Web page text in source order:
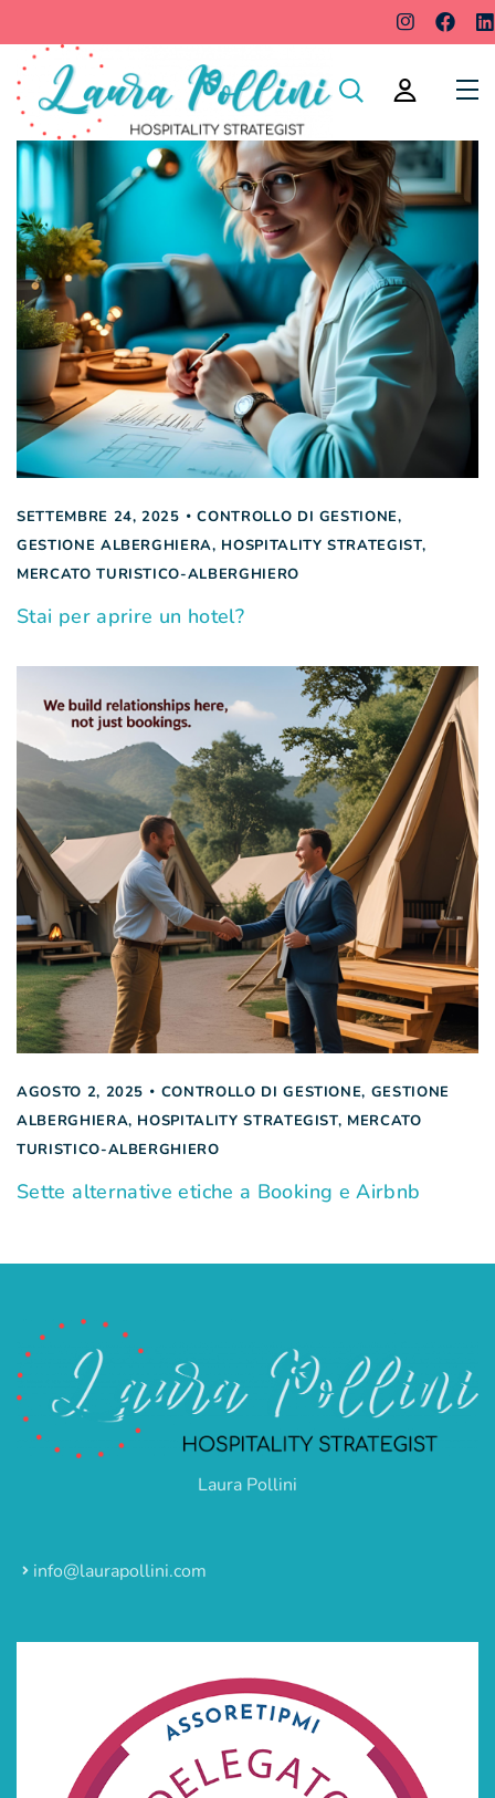
SETTEMBRE 24, 2025 CONTROLLO DI GESTIONE,
GESTIONE ALBERGHIERA, HOSPITALITY STRATEGIST,
MERCATO TURISTICO-ALBERGHIERO
Stai per aprire un hotel?
AGOSTO 2, 2025 CONTROLLO DI GESTIONE, GESTIONE
ALBERGHIERA, HOSPITALITY STRATEGIST, MERCATO
TURISTICO-ALBERGHIERO
Sette alternative etiche a Booking e Airbnb
Laura Pollini
info@laurapollini.com